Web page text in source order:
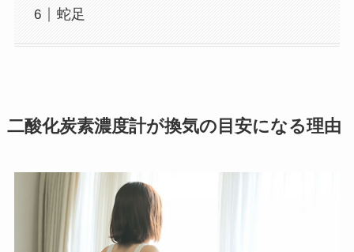
蛇足
二酸化炭素濃度計が換気の目安になる理由